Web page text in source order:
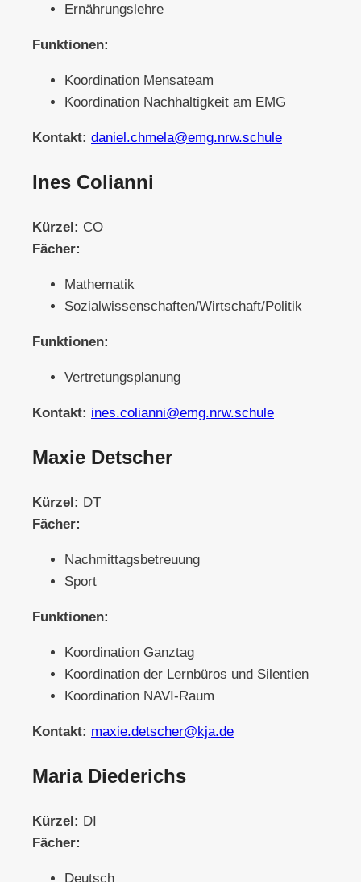
Ernährungslehre
Funktionen:
Koordination Mensateam
Koordination Nachhaltigkeit am EMG
Kontakt: daniel.chmela@emg.nrw.schule
Ines Colianni
Kürzel: CO
Fächer:
Mathematik
Sozialwissenschaften/Wirtschaft/Politik
Funktionen:
Vertretungsplanung
Kontakt: ines.colianni@emg.nrw.schule
Maxie Detscher
Kürzel: DT
Fächer:
Nachmittagsbetreuung
Sport
Funktionen:
Koordination Ganztag
Koordination der Lernbüros und Silentien
Koordination NAVI-Raum
Kontakt: maxie.detscher@kja.de
Maria Diederichs
Kürzel: DI
Fächer:
Deutsch